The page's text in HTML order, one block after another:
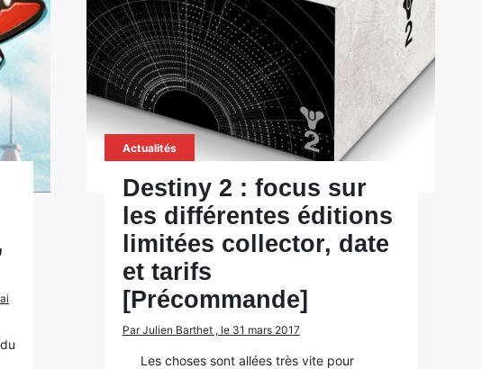
Actualités
Destiny 2 : focus sur
les différentes éditions
limitées collector, date
et tarifs
[Précommande]
Par Julien Barthet , le 31 mars 2017
Les choses sont allées très vite pour